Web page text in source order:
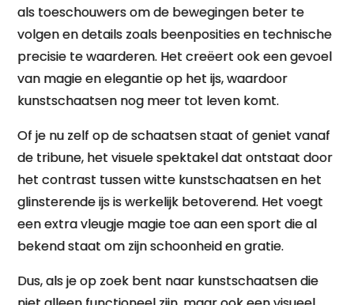
als toeschouwers om de bewegingen beter te
volgen en details zoals beenposities en technische
precisie te waarderen. Het creëert ook een gevoel
van magie en elegantie op het ijs, waardoor
kunstschaatsen nog meer tot leven komt.
Of je nu zelf op de schaatsen staat of geniet vanaf
de tribune, het visuele spektakel dat ontstaat door
het contrast tussen witte kunstschaatsen en het
glinsterende ijs is werkelijk betoverend. Het voegt
een extra vleugje magie toe aan een sport die al
bekend staat om zijn schoonheid en gratie.
Dus, als je op zoek bent naar kunstschaatsen die